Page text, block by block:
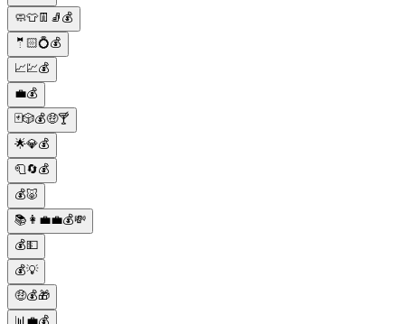
🧼👕👖🧦💰
🤵🏻💍💰
📈💹💰
💼💰
🃏🎲💰🤑🍸
🌟💎💰
🧻🔄💰
💰🐷
📚👩‍💼💼💰💸
💰💵
💰💡
🤑💰🎁
📊💼💰